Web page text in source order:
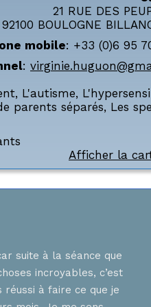
21 RUE DES
92100 BOULOGNE
mobile: +33 (0)6 95
:
, L'autisme,
parents séparés, Les
Afficher la
suite à la séance que
incroyables, c’est
réussi à faire ce que je